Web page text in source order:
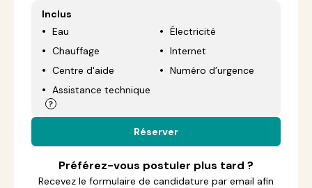
Inclus
Eau
Électricité
Chauffage
Internet
Centre d'aide
Numéro d’urgence
Assistance technique
Réserver
Préférez-vous postuler plus tard ?
Recevez le formulaire de candidature par email afin